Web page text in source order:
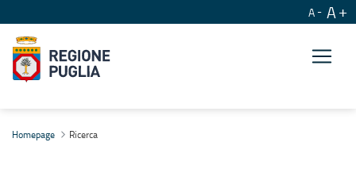
A A
Homepage Ricerca